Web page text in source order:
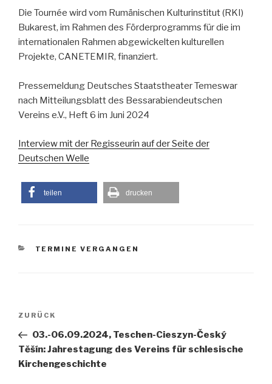
Die Tournée wird vom Rumänischen Kulturinstitut (RKI)
Bukarest, im Rahmen des Förderprogramms für die im
internationalen Rahmen abgewickelten kulturellen
Projekte, CANETEMIR, finanziert.
Pressemeldung Deutsches Staatstheater Temeswar
nach Mitteilungsblatt des Bessarabiendeutschen
Vereins e.V., Heft 6 im Juni 2024
Interview mit der Regisseurin auf der Seite der
Deutschen Welle
teilen drucken
KATEGORIEN
TERMINE VERGANGEN
Beitragsnavigation
Vorheriger
Beitrag
ZURÜCK
03.-06.09.2024, Teschen-Cieszyn-Český
Těšín: Jahrestagung des Vereins für schlesische
Kirchengeschichte